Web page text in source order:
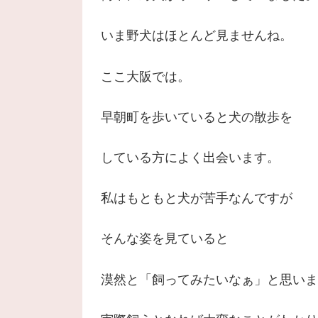
いま野犬はほとんど見ませんね。
ここ大阪では。
早朝町を歩いていると犬の散歩を
している方によく出会います。
私はもともと犬が苦手なんですが
そんな姿を見ていると
漠然と「飼ってみたいなぁ」と思い